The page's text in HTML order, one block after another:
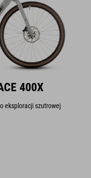
400X
eksploracji szutrowej